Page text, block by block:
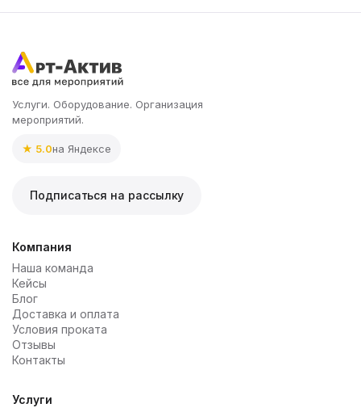
Услуги. Оборудование. Организация
мероприятий.
★ 5.0на Яндексе
Подписаться на рассылку
Компания
Наша команда
Кейсы
Блог
Доставка и оплата
Условия проката
Отзывы
Контакты
Услуги